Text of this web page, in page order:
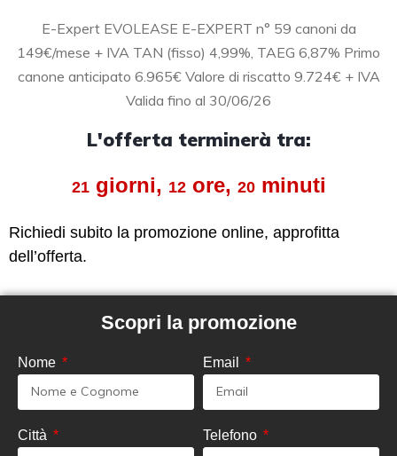
E-Expert EVOLEASE E-EXPERT n° 59 canoni da
149€/mese + IVA TAN (fisso) 4,99%, TAEG 6,87% Primo
canone anticipato 6.965€ Valore di riscatto 9.724€ + IVA
Valida fino al 30/06/26
L'offerta terminerà tra:
21giorni, 12ore, 20minuti
Richiedi subito la promozione online, approfitta
dell’offerta.
Scopri la promozione
Nome Email
Città Telefono